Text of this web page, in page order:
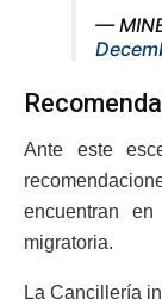
—
Ante este
encuentran
migratoria.
La Cancillería